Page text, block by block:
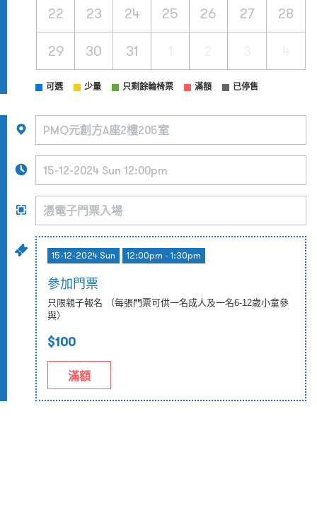
22 23 24 25 26 27 28
29 30 31
可選 少量 只剩餘輪椅票 滿額 已停售
15-12-2024 Sun 12:00pm - 1:30pm
參加門票
只限親子報名 （每張門票可供一名成人及一名6-12歲小童參
與）
$100
滿額